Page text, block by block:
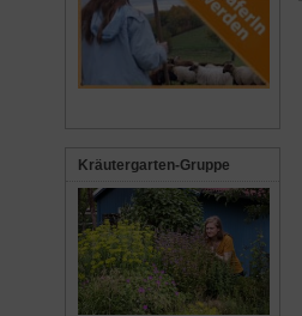
Kräutergarten-Gruppe